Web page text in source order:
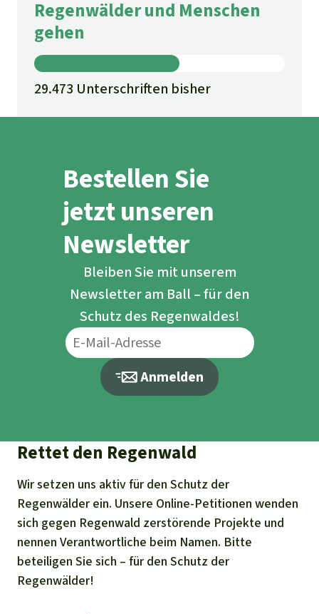
Regenwälder und Menschen
gehen
29.473 Unterschriften bisher
Bestellen Sie
jetzt unseren
Newsletter
Bleiben Sie mit unserem
Newsletter am Ball – für den
Schutz des Regenwaldes!
Anmelden
Rettet den Regenwald
Wir setzen uns aktiv für den Schutz der
Regenwälder ein. Unsere Online-Petitionen wenden
sich gegen Regenwald zerstörende Projekte und
nennen Verantwortliche beim Namen. Bitte
beteiligen Sie sich – für den Schutz der
Regenwälder!